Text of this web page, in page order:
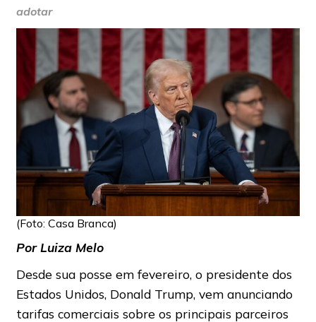
adotar
(Foto: Casa Branca)
Por Luiza Melo
Desde sua posse em fevereiro, o presidente dos
Estados Unidos, Donald Trump, vem anunciando
tarifas comerciais sobre os principais parceiros